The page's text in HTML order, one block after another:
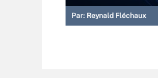
Par: Reynald Fléchaux